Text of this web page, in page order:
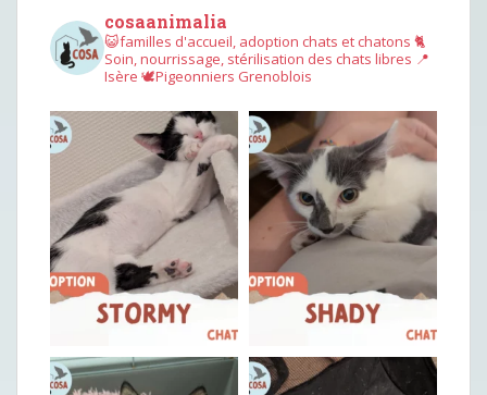
cosaanimalia
😺familles d'accueil, adoption chats et chatons 🐈
Soin, nourrissage, stérilisation des chats libres 📍
Isère 🕊︎Pigeonniers Grenoblois